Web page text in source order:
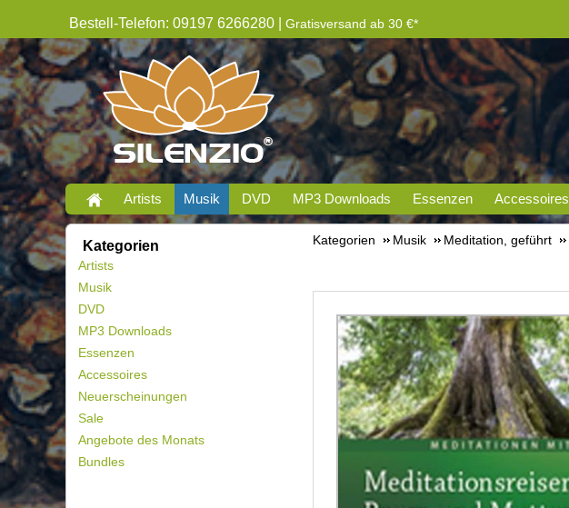
Bestell-Telefon: 09197 6266280 | Gratisversand ab 30 €*
Artists Musik DVD MP3 Downloads Essenzen Accessoires
Kategorien
Artists
Musik
DVD
MP3 Downloads
Essenzen
Accessoires
Neuerscheinungen
Sale
Angebote des Monats
Bundles
Kategorien Musik Meditation, geführt